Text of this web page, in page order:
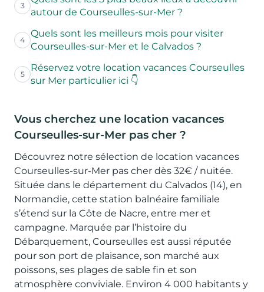
3
autour de Courseulles-sur-Mer ?
4
Quels sont les meilleurs mois pour visiter
Courseulles-sur-Mer et le Calvados ?
5
Réservez votre location vacances Courseulles
sur Mer particulier ici 👇
Vous cherchez une location vacances
Courseulles-sur-Mer pas cher ?
Découvrez notre sélection de location vacances
Courseulles-sur-Mer pas cher dès 32€ / nuitée.
Située dans le département du Calvados (14), en
Normandie, cette station balnéaire familiale
s’étend sur la Côte de Nacre, entre mer et
campagne. Marquée par l’histoire du
Débarquement, Courseulles est aussi réputée
pour son port de plaisance, son marché aux
poissons, ses plages de sable fin et son
atmosphère conviviale. Environ 4 000 habitants y